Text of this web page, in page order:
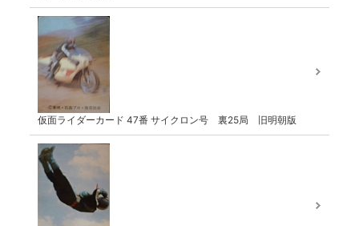
仮面ライダーカード 47番 サイクロン号 裏25局 旧明朝版